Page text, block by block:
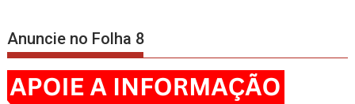
Anuncie no Folha 8